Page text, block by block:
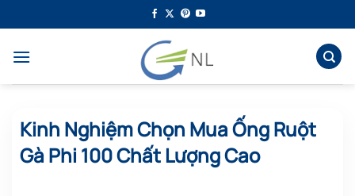
qua
dung
Kinh Nghiệm Chọn Mua Ống Ruột
Gà Phi 100 Chất Lượng Cao